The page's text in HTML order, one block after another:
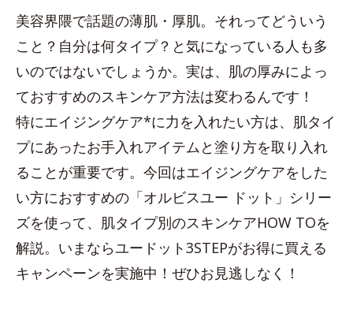
美容界隈で話題の薄肌・厚肌。それってどういう
こと？自分は何タイプ？と気になっている人も多
いのではないでしょうか。実は、肌の厚みによっ
ておすすめのスキンケア方法は変わるんです！
特にエイジングケア*に力を入れたい方は、肌タイ
プにあったお手入れアイテムと塗り方を取り入れ
ることが重要です。今回はエイジングケアをした
い方におすすめの「オルビスユー ドット」シリー
ズを使って、肌タイプ別のスキンケアHOW TOを
解説。いまならユードット3STEPがお得に買える
キャンペーンを実施中！ぜひお見逃しなく！